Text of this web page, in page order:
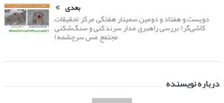
بعدی
دویست و هفتاد و دومین سمینار هفتگی مرکز تحقیقات
کاشی‌گر( بررسی راهبری مدار سرندکنی و سنگ‌شکنی
مجتمع مس سرچشمه)
درباره نویسنده